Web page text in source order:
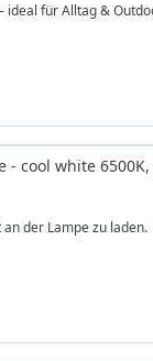
ideal für Alltag &
- cool white
der Lampe zu laden.